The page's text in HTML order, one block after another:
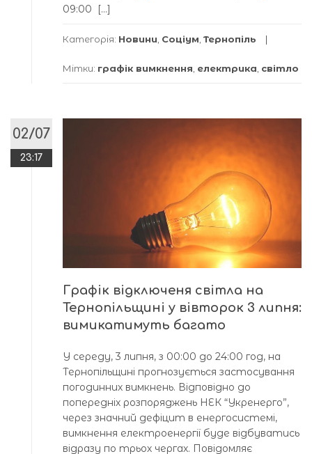
09:00 […]
Категорія: Новини Соціум Тернопіль
Мітки: графік вимкнення електрика світло
02/07
23:17
Графік відключеня світла на
Тернопільщині у вівторок 3 липня:
вимикатимуть багато
У середу, 3 липня, з 00:00 до 24:00 год, на
Тернопільщині прогнозується застосування
погодинних вимкнень. Відповідно до
попередніх розпоряджень НЕК “Укренерго”,
через значний дефіцит в енергосистемі,
вимкнення електроенергії буде відбуватись
відразу по трьох чергах. Повідомляє